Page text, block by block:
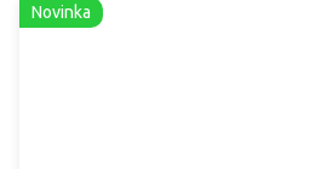
Novinka